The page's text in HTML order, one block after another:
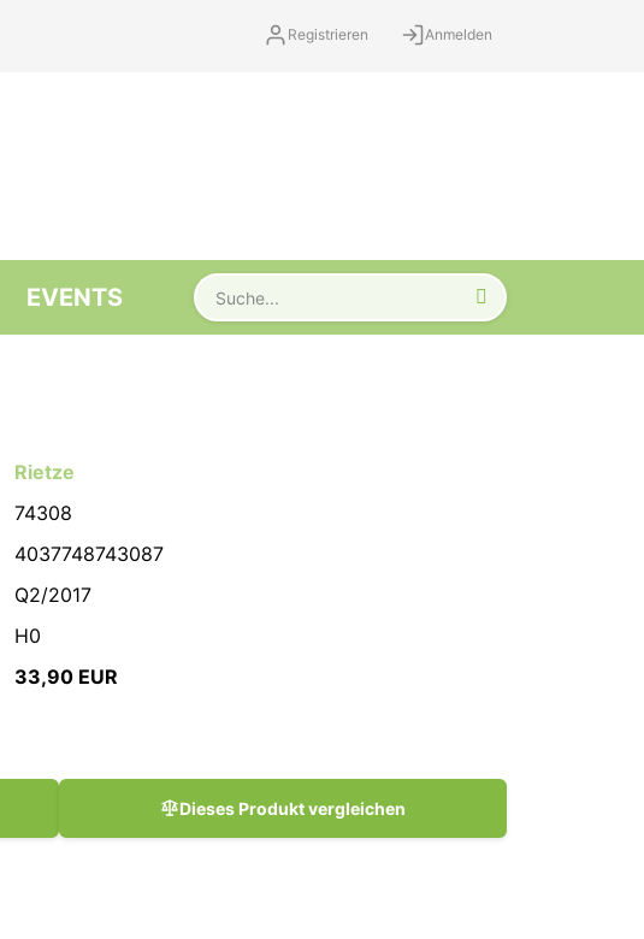
Registrieren Anmelden
EVENTS
Rietze
74308
4037748743087
Q2/2017
H0
33,90 EUR
Dieses Produkt vergleichen